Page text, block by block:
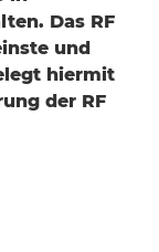
Das RF
und
hiermit
der RF